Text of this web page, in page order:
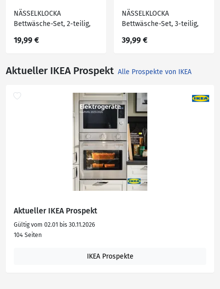
NÄSSELKLOCKA
Bettwäsche-Set, 2-teilig,
140x200/80x80 cm
19,99 €
NÄSSELKLOCKA
Bettwäsche-Set, 3-teilig,
240x220/80x80 cm
39,99 €
Aktueller IKEA Prospekt Alle Prospekte von IKEA
Aktueller IKEA Prospekt
Gültig vom 02.01 bis 30.11.2026
104 Seiten
IKEA Prospekte